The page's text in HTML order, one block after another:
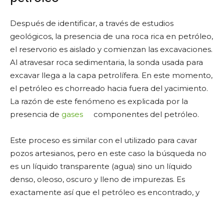
Después de identificar, a través de estudios
geológicos, la presencia de una roca rica en petróleo,
el reservorio es aislado y comienzan las excavaciones.
Al atravesar roca sedimentaria, la sonda usada para
excavar llega a la capa petrolífera. En este momento,
el petróleo es chorreado hacia fuera del yacimiento.
La razón de este fenómeno es explicada por la
presencia de gases componentes del petróleo.
Este proceso es similar con el utilizado para cavar
pozos artesianos, pero en este caso la búsqueda no
es un líquido transparente (agua) sino un líquido
denso, oleoso, oscuro y lleno de impurezas. Es
exactamente así que el petróleo es encontrado, y